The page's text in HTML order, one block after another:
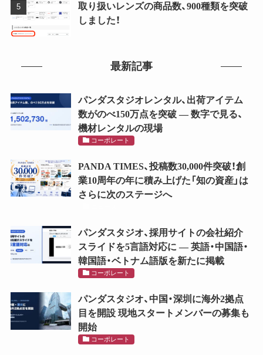
取り扱いレンズの商品数、900種類を突破
しました！
最新記事
パンダスタジオレンタル、出荷アイテム
数がのべ150万点を突破 ― 数字で見る、
機材レンタルの現場
コーポレート
PANDA TIMES、投稿数30,000件突破！創
業10周年の年に積み上げた「知の資産」は
さらに次のステージへ
パンダスタジオ、採用サイトの会社紹介
スライドを5言語対応に ― 英語・中国語・
韓国語・ベトナム語版を新たに掲載
コーポレート
パンダスタジオ、中国・深圳に海外2拠点
目を開設 現地スタートメンバーの募集も
開始
コーポレート